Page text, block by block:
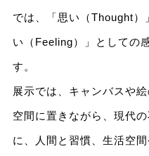
では、「思い（Thought）
い（Feeling）」としての
す。
展示では、キャンバスや
空間に置きながら、現代
に、人間と習慣、生活空